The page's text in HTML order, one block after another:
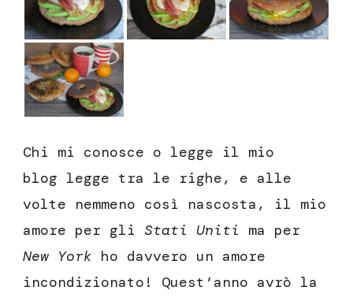
Chi mi conosce o legge il mio
blog legge tra le righe, e alle
volte nemmeno così nascosta, il mio
amore per gli Stati Uniti ma per
New York ho davvero un amore
incondizionato! Quest’anno avrò la